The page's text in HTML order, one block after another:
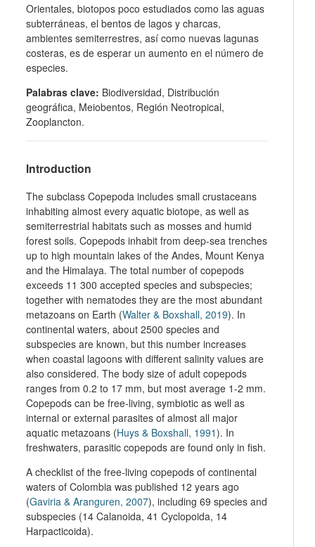
Orientales, biotopos poco estudiados como las aguas
subterráneas, el bentos de lagos y charcas,
ambientes semiterrestres, así como nuevas lagunas
costeras, es de esperar un aumento en el número de
especies.
Palabras clave: Biodiversidad, Distribución
geográfica, Meiobentos, Región Neotropical,
Zooplancton.
Introduction
The subclass Copepoda includes small crustaceans
inhabiting almost every aquatic biotope, as well as
semiterrestrial habitats such as mosses and humid
forest soils. Copepods inhabit from deep-sea trenches
up to high mountain lakes of the Andes, Mount Kenya
and the Himalaya. The total number of copepods
exceeds 11 300 accepted species and subspecies;
together with nematodes they are the most abundant
metazoans on Earth (Walter & Boxshall, 2019). In
continental waters, about 2500 species and
subspecies are known, but this number increases
when coastal lagoons with different salinity values are
also considered. The body size of adult copepods
ranges from 0.2 to 17 mm, but most average 1-2 mm.
Copepods can be free-living, symbiotic as well as
internal or external parasites of almost all major
aquatic metazoans (Huys & Boxshall, 1991). In
freshwaters, parasitic copepods are found only in fish.
A checklist of the free-living copepods of continental
waters of Colombia was published 12 years ago
(Gaviria & Aranguren, 2007), including 69 species and
subspecies (14 Calanoida, 41 Cyclopoida, 14
Harpacticoida).